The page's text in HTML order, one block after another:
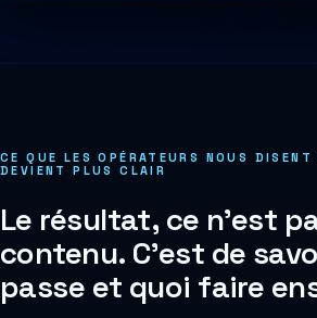
CE QUE LES OPÉRATEURS NOUS
DEVIENT PLUS CLAIR
Le résultat, ce n'est
contenu. C'est de
passe et quoi faire